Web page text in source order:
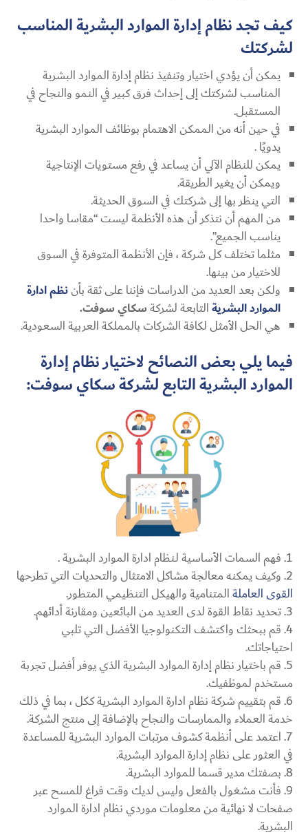
كيف تجد نظام إدارة الموارد البشرية المناسب
لشركتك
يمكن أن يؤدي اختيار وتنفيذ نظام إدارة الموارد البشرية
المناسب لشركتك إلى إحداث فرق كبير في النمو والنجاح في
المستقبل.
في حين أنه من الممكن الاهتمام بوظائف الموارد البشرية
يدويًا .
يمكن للنظام الآلي أن يساعد في رفع مستويات الإنتاجية
ويمكن أن يغير الطريقة.
التي ينظر بها إلى شركتك في السوق الحديثة.
من المهم أن نتذكر أن هذه الأنظمة ليست “مقاسا واحدا
يناسب الجميع”.
مثلما تختلف كل شركة ، فإن الأنظمة المتوفرة في السوق
للاختيار من بينها.
ولكن بعد العديد من الدراسات فإننا على ثقة بأننظم ادارة
الموارد البشريةالتابعة لشركةسكاي سوفت.
هي الحل الأمثل لكافة الشركات بالمملكة العربية السعودية.
فيما يلي بعض النصائح لاختيار نظام إدارة
الموارد البشرية التابع لشركة سكاي سوفت:
فهم السمات الأساسية لـنظام ادارة الموارد البشرية .
وكيف يمكنه معالجة مشاكل الامتثال والتحديات التي تطرحها
القوى العاملةالمتنامية والهيكل التنظيمي المتطور.
تحديد نقاط القوة لدى العديد من البائعين ومقارنة أدائهم.
قم ببحثك واكتشف التكنولوجيا الأفضل التي تلبي
احتياجاتك.
قم باختيار نظام إدارة الموارد البشرية الذي يوفر أفضل تجربة
مستخدم لموظفيك.
قم بتقييم شركة نظام ادارة الموارد البشرية ككل ، بما في ذلك
خدمة العملاء والممارسات والنجاح بالإضافة إلى منتج الشركة.
اعتمد على أنظمة كشوف مرتبات الموارد البشرية للمساعدة
في العثور على نظام إدارة الموارد البشرية.
بصفتك مدير قسما للموارد البشرية.
فأنت مشغول بالفعل وليس لديك وقت فراغ للمسح عبر
صفحات لا نهائية من معلومات موردي نظام ادارة الموارد
البشرية.